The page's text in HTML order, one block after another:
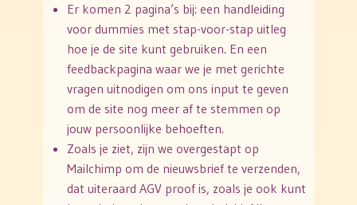
Er komen 2 pagina’s bij: een handleiding
voor dummies met stap-voor-stap uitleg
hoe je de site kunt gebruiken. En een
feedbackpagina waar we je met gerichte
vragen uitnodigen om ons input te geven
om de site nog meer af te stemmen op
jouw persoonlijke behoeften.
Zoals je ziet, zijn we overgestapt op
Mailchimp om de nieuwsbrief te verzenden,
dat uiteraard AGV proof is, zoals je ook kunt